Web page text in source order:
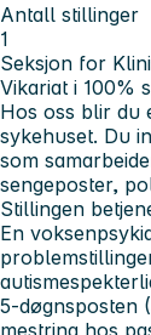
Antall stillinger
1
Seksjon for
Vikariat i 100%
Hos oss blir du
sykehuset. Du
som
sengeposter,
Stillingen
En
5-døgnsposten
mestring hos